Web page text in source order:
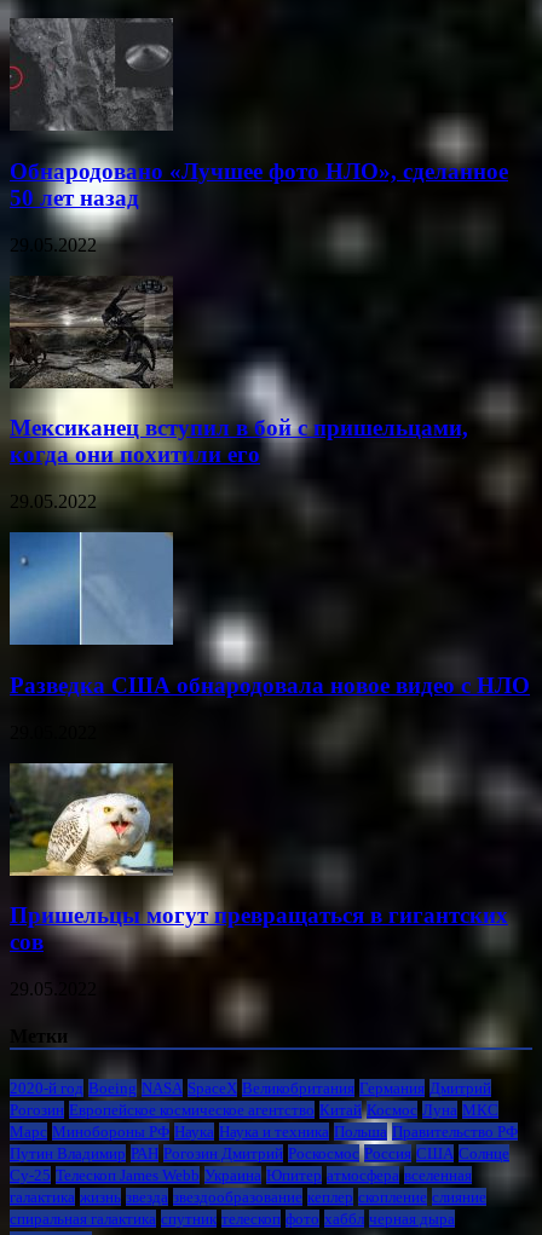
Обнародовано «Лучшее фото НЛО», сделанное
50 лет назад
29.05.2022
Мексиканец вступил в бой с пришельцами,
когда они похитили его
29.05.2022
Разведка США обнародовала новое видео с НЛО
Пришельцы могут превращаться в гигантских
сов
29.05.2022
Метки
2020-й год Boeing NASA SpaceX Великобритания Германия Дмитрий
Рогозин Европейское космическое агентство Китай Космос Луна МКС
Марс Минoбороны РФ Наука Наука и техника Польша Правительство РФ
Путин Владимир РАН Рогозин Дмитрий Роскосмос Россия США Солнце
Су-25 Телескоп James Webb Украина Юпитер атмосфера вселенная
галактика жизнь звезда звездообразование кеплер скопление слияние
спиральная галактика спутник телескоп фото хаббл черная дыра